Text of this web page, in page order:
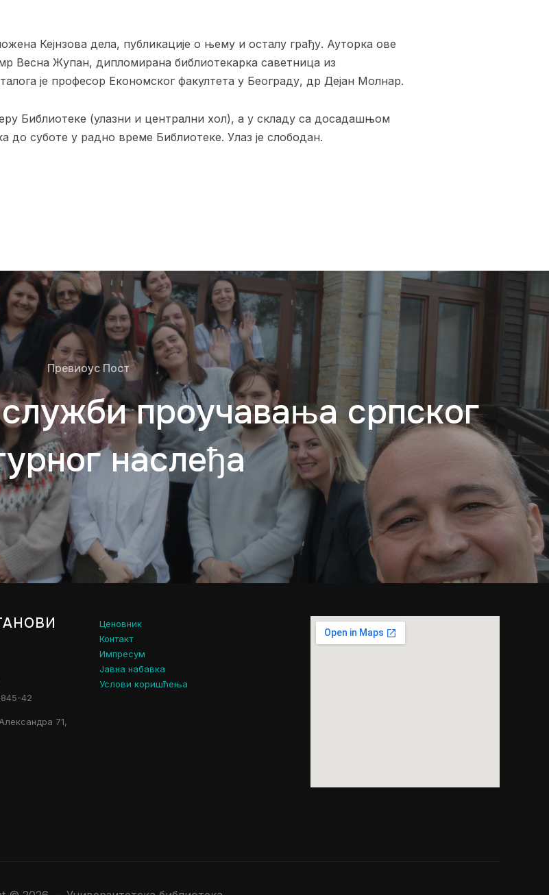
дела, публикације о њему и осталу грађу. Ауторка ове
Весна Жупан, дипломирана библиотекарка саветница из
је професор Економског факултета у Београду, др Дејан Молнар.
(улазни и централни хол), а у складу са досадашњом
суботе у радно време Библиотеке. Улаз је слободан.
Превиоус Пост
проучавања српског
наслeђа
42
71,
Ценовник
Контакт
Импресум
Јавна набавка
Услови коришћења